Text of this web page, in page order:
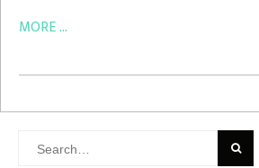
MORE ...
Search